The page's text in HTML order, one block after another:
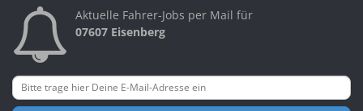
Aktuelle Fahrer-Jobs per Mail für
07607 Eisenberg